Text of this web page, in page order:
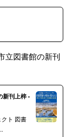
立図書館の新刊
新刊上梓 -
ト 図書